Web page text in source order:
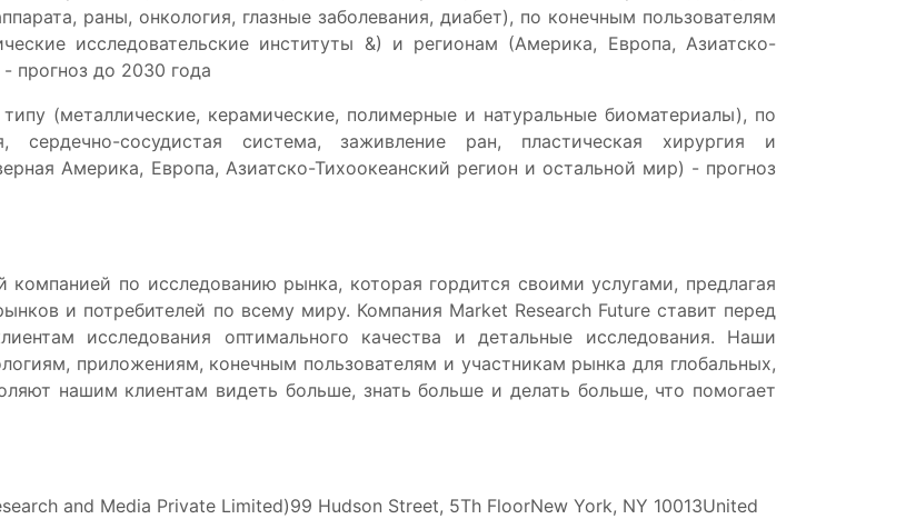
раны, онкология, глазные заболевания, диабет), по конечным пользователям
исследовательские институты &) и регионам (Америка, Европа, Азиатско-
прогноз до 2030 года
(металлические, керамические, полимерные и натуральные биоматериалы), по
сердечно-сосудистая система, заживление ран, пластическая хирургия и
Америка, Европа, Азиатско-Тихоокеанский регион и остальной мир) - прогноз
компанией по исследованию рынка, которая гордится своими услугами, предлагая
и потребителей по всему миру. Компания Market Research Future ставит перед
исследования оптимального качества и детальные исследования. Наши
приложениям, конечным пользователям и участникам рынка для глобальных,
нашим клиентам видеть больше, знать больше и делать больше, что помогает
and Media Private Limited)99 Hudson Street, 5Th FloorNew York, NY 10013United